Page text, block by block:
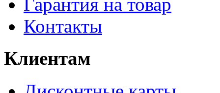
Контакты
Клиентам